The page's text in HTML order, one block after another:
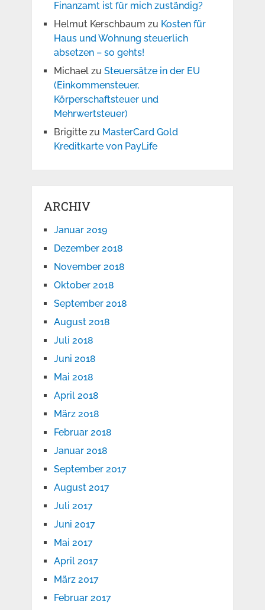
Finanzamt ist für mich zuständig?
Helmut Kerschbaum zu Kosten für
Haus und Wohnung steuerlich
absetzen – so gehts!
Michaelzu Steuersätze in der EU
(Einkommensteuer,
Körperschaftsteuer und
Mehrwertsteuer)
Brigittezu MasterCard Gold
Kreditkarte von PayLife
ARCHIV
Januar 2019
Dezember 2018
November 2018
Oktober 2018
September 2018
August 2018
Juli 2018
Juni 2018
Mai 2018
April 2018
März 2018
Februar 2018
Januar 2018
September 2017
August 2017
Juli 2017
Juni 2017
Mai 2017
April 2017
März 2017
Februar 2017